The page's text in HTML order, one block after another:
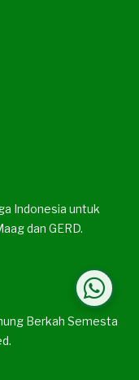
Indonesia untuk
dan GERD.
Berkah Semesta